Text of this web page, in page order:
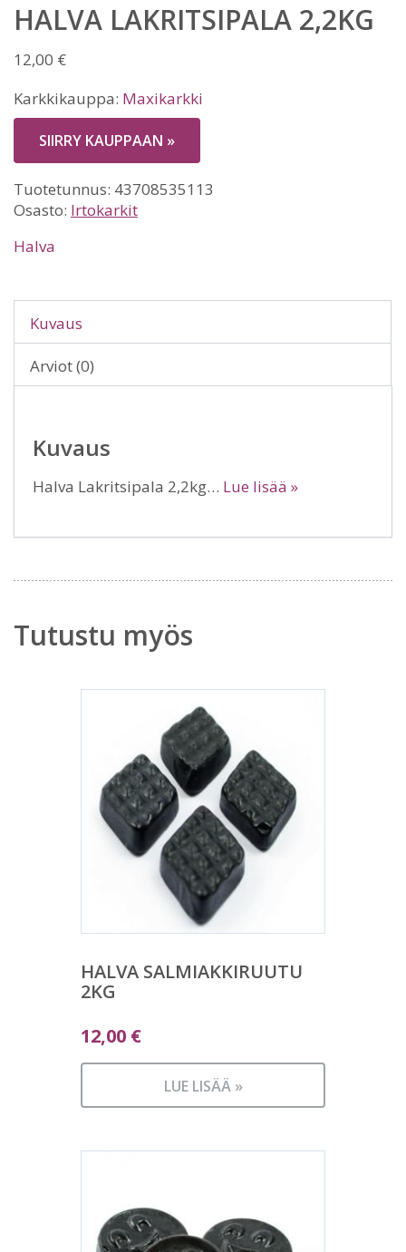
HALVA LAKRITSIPALA 2,2KG
12,00 €
Karkkikauppa: Maxikarkki
SIIRRY KAUPPAAN »
Tuotetunnus: 43708535113
Osasto: Irtokarkit
Halva
Kuvaus
Arviot (0)
Kuvaus
Halva Lakritsipala 2,2kg… Lue lisää »
Tutustu myös
HALVA SALMIAKKIRUUTU
2KG
12,00 €
LUE LISÄÄ »